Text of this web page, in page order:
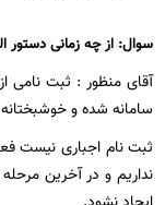
سوال: از چه زمانی دستور
سامانه شده و
ثبت نام اجباری نیست
نداریم و در آخرین